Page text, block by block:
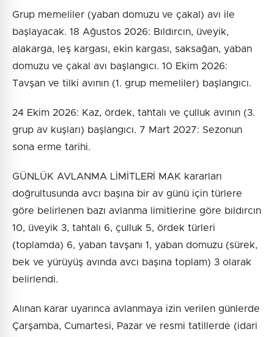
Grup memeliler (yaban domuzu ve çakal) avı ile
başlayacak. 18 Ağustos 2026: Bıldırcın, üveyik,
alakarga, leş kargası, ekin kargası, saksağan, yaban
domuzu ve çakal avı başlangıcı. 10 Ekim 2026:
Tavşan ve tilki avının (1. grup memeliler) başlangıcı.
24 Ekim 2026: Kaz, ördek, tahtalı ve çulluk avının (3.
grup av kuşları) başlangıcı. 7 Mart 2027: Sezonun
sona erme tarihi.
GÜNLÜK AVLANMA LİMİTLERİ MAK kararları
doğrultusunda avcı başına bir av günü için türlere
göre belirlenen bazı avlanma limitlerine göre bıldırcın
10, üveyik 3, tahtalı 6, çulluk 5, ördek türleri
(toplamda) 6, yaban tavşanı 1, yaban domuzu (sürek,
bek ve yürüyüş avında avcı başına toplam) 3 olarak
belirlendi.
Alınan karar uyarınca avlanmaya izin verilen günlerde
Çarşamba, Cumartesi, Pazar ve resmi tatillerde (idari